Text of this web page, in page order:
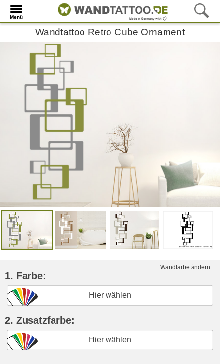
Menü
Wandtattoo Retro Cube Ornament
Wandfarbe ändern
1. Farbe:
Hier wählen
2. Zusatzfarbe:
Hier wählen